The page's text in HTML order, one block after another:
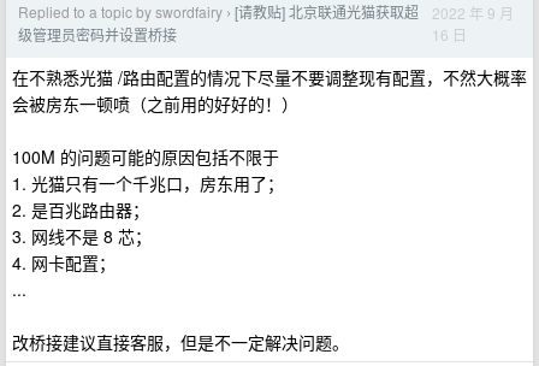
Replied to a topic by swordfairy › [请教贴] 北京联通光猫获取超
级管理员密码并设置桥接
2022 年 9 月
16 日
在不熟悉光猫 /路由配置的情况下尽量不要调整现有配置，不然大概率
会被房东一顿喷（之前用的好好的！）
100M 的问题可能的原因包括不限于
1. 光猫只有一个千兆口，房东用了；
2. 是百兆路由器；
3. 网线不是 8 芯；
4. 网卡配置；
...
改桥接建议直接客服，但是不一定解决问题。